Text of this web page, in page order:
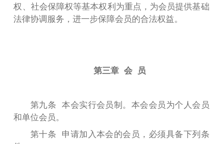
权、社会保障权等基本权利为重点，为会员提供基础
法律协调服务，进一步保障会员的合法权益。
第三章 会 员
第九条 本会实行会员制。本会会员为个人会员
和单位会员。
第十条 申请加入本会的会员，必须具备下列条